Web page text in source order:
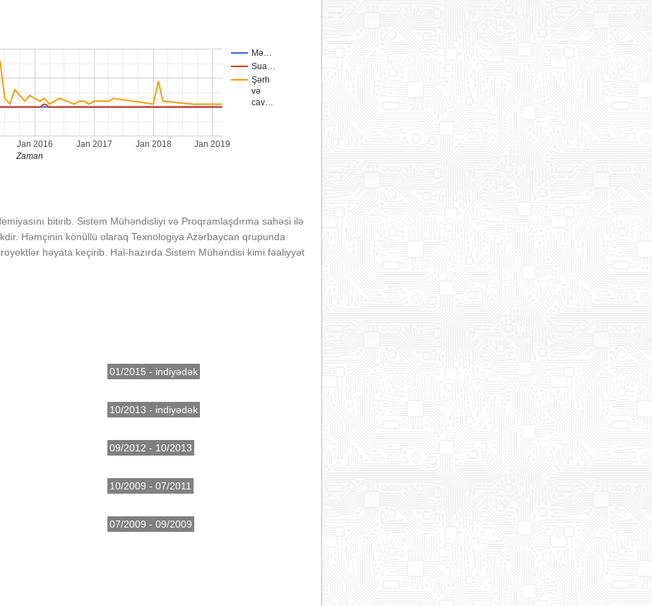
Mə…
Sua…
Şərh
və
cav…
Jan 2016 Jan 2017 Jan 2018 Jan 2019
Zaman
bitirib. Sistem Mühəndisliyi və Proqramlaşdırma sahəsi ilə
Həmçinin könüllü olaraq Texnologiya Azərbaycan qrupunda
həyata keçirib. Hal-hazırda Sistem Mühəndisi kimi fəaliyyət
01/2015 - indiyədək
10/2013 - indiyədək
09/2012 - 10/2013
10/2009 - 07/2011
07/2009 - 09/2009